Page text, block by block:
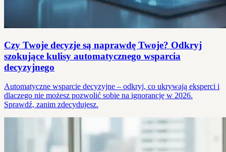
Czy Twoje decyzje są naprawdę Twoje? Odkryj
szokujące kulisy automatycznego wsparcia
decyzyjnego
Automatyczne wsparcie decyzyjne – odkryj, co ukrywają eksperci i
dlaczego nie możesz pozwolić sobie na ignorancję w 2026.
Sprawdź, zanim zdecydujesz.